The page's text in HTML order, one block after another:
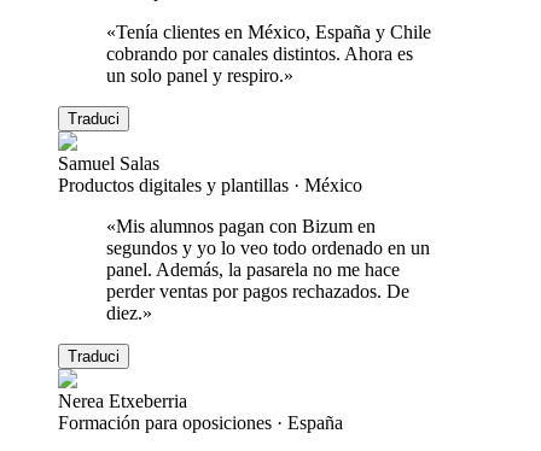
«Tenía clientes en México, España y Chile
cobrando por canales distintos. Ahora es
un solo panel y respiro.»
Traduci
Samuel Salas
Productos digitales y plantillas · México
«Mis alumnos pagan con Bizum en
segundos y yo lo veo todo ordenado en un
panel. Además, la pasarela no me hace
perder ventas por pagos rechazados. De
diez.»
Traduci
Nerea Etxeberria
Formación para oposiciones · España